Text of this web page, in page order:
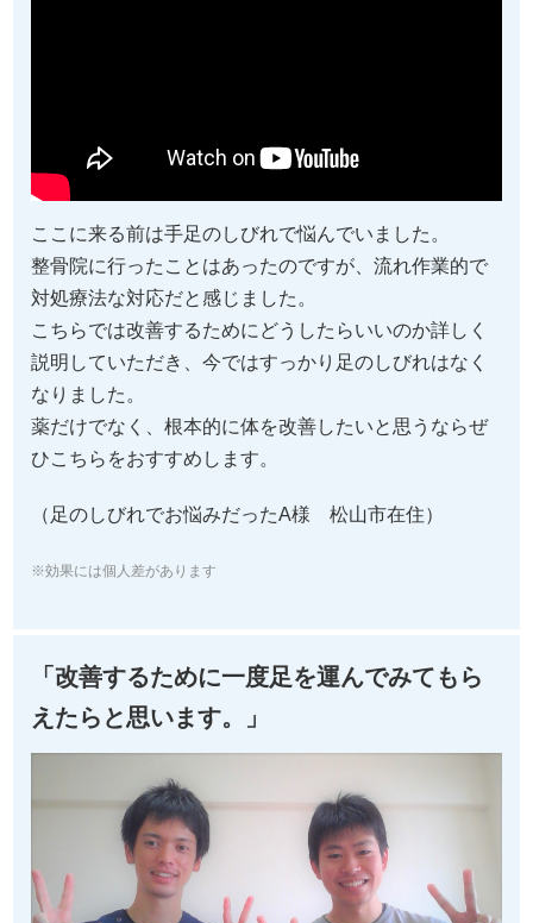
ここに来る前は手足のしびれで悩んでいました。
整骨院に行ったことはあったのですが、流れ作業的で
対処療法な対応だと感じました。
こちらでは改善するためにどうしたらいいのか詳しく
説明していただき、今ではすっかり足のしびれはなく
なりました。
薬だけでなく、根本的に体を改善したいと思うならぜ
ひこちらをおすすめします。
（足のしびれでお悩みだったA様 松山市在住）
※効果には個人差があります
「改善するために一度足を運んでみてもら
えたらと思います。」